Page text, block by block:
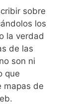
sobre
los
la verdad
de las
son ni
que
mapas de